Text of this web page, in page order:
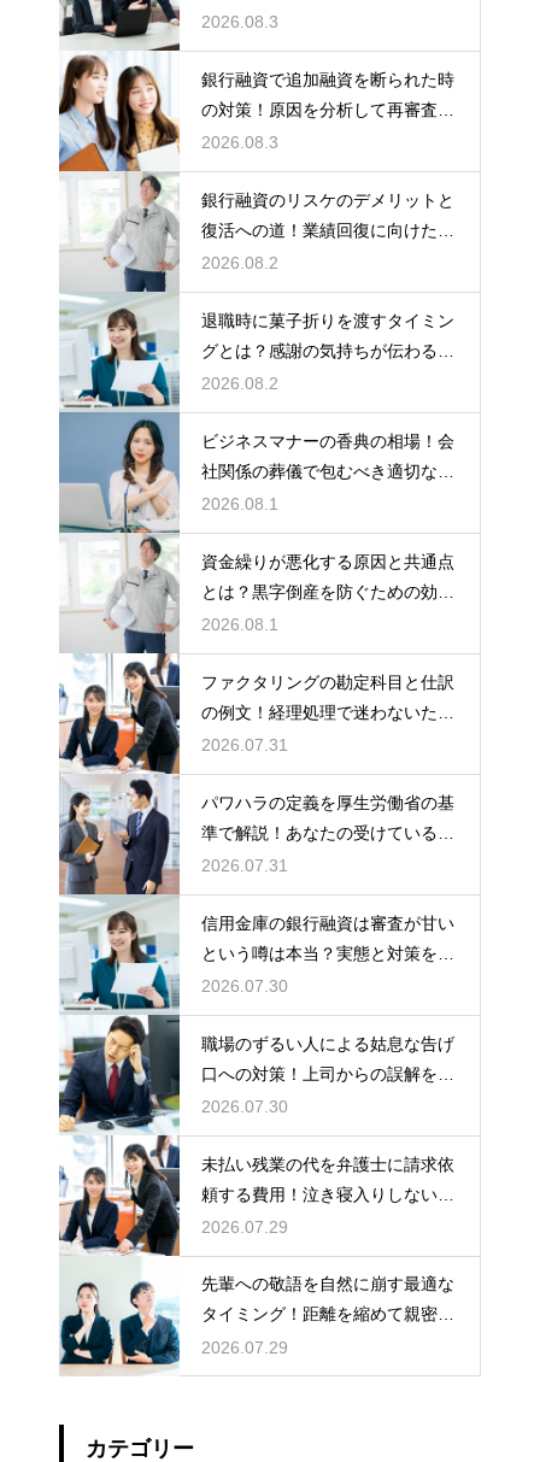
ー
2026.08.3
銀行融資で追加融資を断られた時
の対策！原因を分析して再審査を
狙う
2026.08.3
銀行融資のリスケのデメリットと
復活への道！業績回復に向けた事
業計画
2026.08.2
退職時に菓子折りを渡すタイミン
グとは？感謝の気持ちが伝わる正
しいマナー
2026.08.2
ビジネスマナーの香典の相場！会
社関係の葬儀で包むべき適切な金
額の目安
2026.08.1
資金繰りが悪化する原因と共通点
とは？黒字倒産を防ぐための効果
的な対策
2026.08.1
ファクタリングの勘定科目と仕訳
の例文！経理処理で迷わないため
の知識
2026.07.31
パワハラの定義を厚生労働省の基
準で解説！あなたの受けている行
為は該当する？
2026.07.31
信用金庫の銀行融資は審査が甘い
という噂は本当？実態と対策を徹
底解説
2026.07.30
職場のずるい人による姑息な告げ
口への対策！上司からの誤解を解
いて自分の身の潔白を証明する手
順
2026.07.30
未払い残業の代を弁護士に請求依
頼する費用！泣き寝入りしないた
めの知識
2026.07.29
先輩への敬語を自然に崩す最適な
タイミング！距離を縮めて親密な
関係を築くためのステップ
2026.07.29
カテゴリー